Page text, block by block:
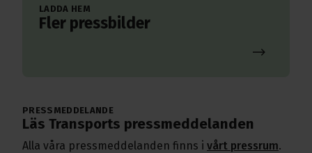
LADDA HEM
Fler pressbilder
PRESSMEDDELANDE
Läs Transports pressmeddelanden
Alla våra pressmeddelanden finns i vårt pressrum.